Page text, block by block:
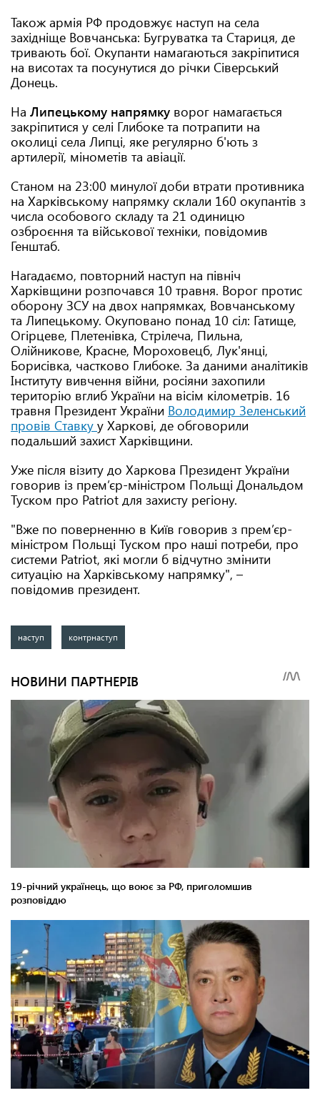
Також армія РФ продовжує наступ на села
західніще Вовчанська: Бугруватка та Стариця, де
тривають бої. Окупанти намагаються закріпитися
на висотах та посунутися до річки Сіверський
Донець.
На Липецькому напрямку ворог намагається
закріпитися у селі Глибоке та потрапити на
околиці села Липці, яке регулярно б'ють з
артилерії, мінометів та авіації.
Станом на 23:00 минулої доби втрати противника
на Харківському напрямку склали 160 окупантів з
числа особового складу та 21 одиницю
озброєння та військової техніки, повідомив
Генштаб.
Нагадаємо, повторний наступ на північ
Харківщини розпочався 10 травня. Ворог протис
оборону ЗСУ на двох напрямках, Вовчанському
та Липецькому. Окуповано понад 10 сіл: Гатище,
Огірцеве, Плетенівка, Стрілеча, Пильна,
Олійникове, Красне, Мороховецб, Лук'янці,
Борисівка, частково Глибоке. За даними аналітиків
Інституту вивчення війни, росіяни захопили
територію вглиб України на вісім кілометрів. 16
травня Президент України Володимир Зеленський
провів Ставку у Харкові, де обговорили
подальший захист Харківщини.
Уже після візиту до Харкова Президент України
говорив із прем’єр-міністром Польщі Дональдом
Туском про Patriot для захисту регіону.
"Вже по поверненню в Київ говорив з прем’єр-
міністром Польщі Туском про наші потреби, про
системи Patriot, які могли б відчутно змінити
ситуацію на Харківському напрямку", –
повідомив президент.
наступ контрнаступ